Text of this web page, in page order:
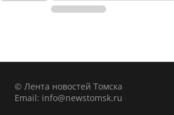
© Лента новостей Томска
Email: info@newstomsk.ru